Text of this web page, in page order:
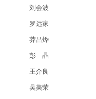
刘会波
罗远家
莽昌烨
彭 晶
王介良
吴美荣